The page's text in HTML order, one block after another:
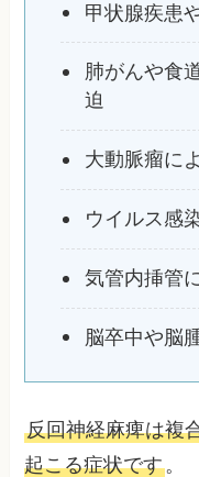
甲状腺疾患
肺がんや食
迫
大動脈瘤に
ウイルス感
気管内挿管
脳卒中や脳
反回神経麻痺は複
起こる症状です。